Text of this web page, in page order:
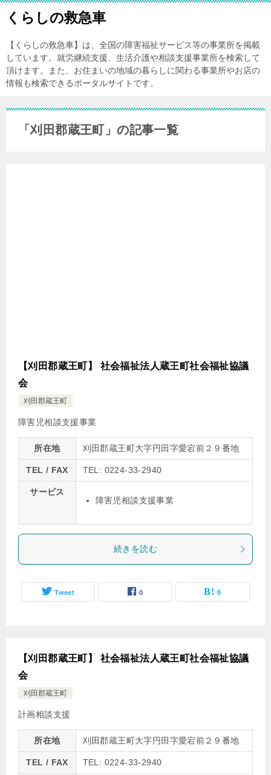
くらしの救急車
【くらしの救急車】は、全国の障害福祉サービス等の事業所を掲載
しています。就労継続支援、生活介護や相談支援事業所を検索して
頂けます。また、お住まいの地域の暮らしに関わる事業所やお店の
情報も検索できるポータルサイトです。
「刈田郡蔵王町」の記事一覧
【刈田郡蔵王町】 社会福祉法人蔵王町社会福祉協議
会
刈田郡蔵王町
障害児相談支援事業
所在地 刈田郡蔵王町大字円田字愛宕前２９番地
TEL / FAX TEL: 0224-33-2940
サービス
障害児相談支援事業
続きを読む
Tweet 0 0
【刈田郡蔵王町】 社会福祉法人蔵王町社会福祉協議
会
刈田郡蔵王町
計画相談支援
所在地 刈田郡蔵王町大字円田字愛宕前２９番地
TEL / FAX TEL: 0224-33-2940